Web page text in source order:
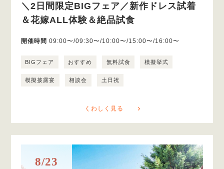
＼2日間限定BIGフェア／新作ドレス試着
＆花嫁ALL体験＆絶品試食
開催時間 09:00〜/09:30〜/10:00〜/15:00〜/16:00〜
BIGフェア おすすめ 無料試食 模擬挙式
模擬披露宴 相談会 土日祝
くわしく見る
8/23